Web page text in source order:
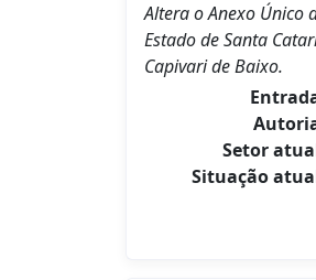
Altera o Anexo Único
Estado de Santa
Capivari de Baixo.
Setor
Situação